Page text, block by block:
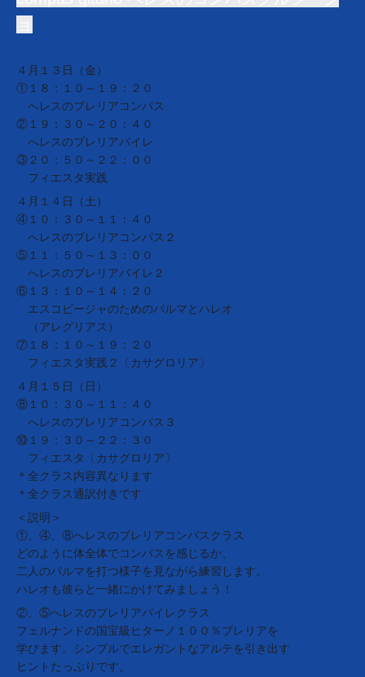
４月１３日（金）
①１８：１０～１９：２０
へレスのブレリアコンパス
②１９：３０～２０：４０
へレスのブレリアバイレ
③２０：５０～２２：００
フィエスタ実践
４月１４日（土）
④１０：３０～１１：４０
へレスのブレリアコンパス２
⑤１１：５０～１３：００
へレスのブレリアバイレ２
⑥１３：１０～１４：２０
エスコビージャのためのパルマとハレオ
（アレグリアス）
⑦１８：１０～１９：２０
フィエスタ実践２〔カサグロリア〕
４月１５日（日）
⑧１０：３０～１１：４０
へレスのブレリアコンパス３
⑩１９：３０～２２：３０
フィエスタ〔カサグロリア〕
＊全クラス内容異なります
＊全クラス通訳付きです
＜説明＞
①、④、⑧へレスのブレリアコンパスクラス
どのように体全体でコンパスを感じるか、
二人のパルマを打つ様子を見ながら練習します。
ハレオも彼らと一緒にかけてみましょう！
②、⑤へレスのブレリアバイレクラス
フェルナンドの国宝級ヒターノ１００％ブレリアを
学びます。シンプルでエレガントなアルテを引き出す
ヒントたっぷりです。